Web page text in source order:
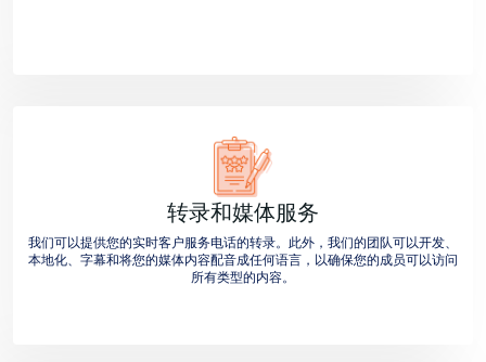
转录和媒体服务
我们可以提供您的实时客户服务电话的转录。此外，我们的团队可以开发、
本地化、字幕和将您的媒体内容配音成任何语言，以确保您的成员可以访问
所有类型的内容。